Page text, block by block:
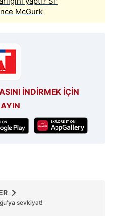
McGurk
İNDİRMEK İÇİN
sevkiyat!